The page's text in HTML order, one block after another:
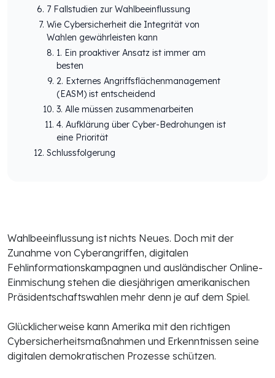
7 Fallstudien zur Wahlbeeinflussung
Wie Cybersicherheit die Integrität von
Wahlen gewährleisten kann
1. Ein proaktiver Ansatz ist immer am
besten
2. Externes Angriffsflächenmanagement
(EASM) ist entscheidend
3. Alle müssen zusammenarbeiten
4. Aufklärung über Cyber-Bedrohungen ist
eine Priorität
Schlussfolgerung
Wahlbeeinflussung ist nichts Neues. Doch mit der
Zunahme von Cyberangriffen, digitalen
Fehlinformationskampagnen und ausländischer Online-
Einmischung stehen die diesjährigen amerikanischen
Präsidentschaftswahlen mehr denn je auf dem Spiel.
Glücklicherweise kann Amerika mit den richtigen
Cybersicherheitsmaßnahmen und Erkenntnissen seine
digitalen demokratischen Prozesse schützen.